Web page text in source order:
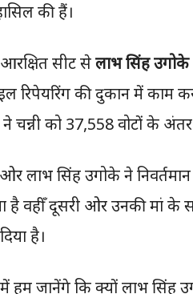
की हैं।
सीट सेलाभ सिंह उगोके
रिपेयरिंग की दुकान में काम
चन्नी को 37,558 वोटों के अंतर
लाभ सिंह उगोके ने
है वहीँ दूसरी ओर उनकी मां के
है।
हम जानेंगे कि क्यों लाभ सिंह